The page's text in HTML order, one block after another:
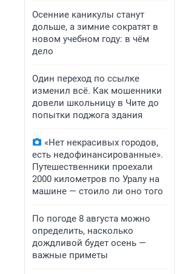
Осенние каникулы станут
дольше, а зимние сократят в
новом учебном году: в чём
дело
Один переход по ссылке
изменил всё. Как мошенники
довели школьницу в Чите до
попытки поджога здания
«Нет некрасивых городов,
есть недофинансированные».
Путешественники проехали
2000 километров по Уралу на
машине — стоило ли оно того
По погоде 8 августа можно
определить, насколько
дождливой будет осень —
важные приметы